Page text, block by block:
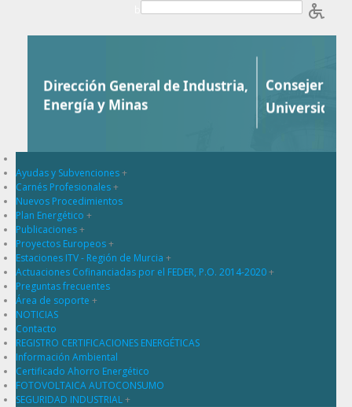
Ayudas y Subvenciones+
Carnés Profesionales+
Nuevos Procedimientos
Plan Energético +
Publicaciones+
Proyectos Europeos+
Estaciones ITV - Región de Murcia +
Actuaciones Cofinanciadas por el FEDER, P.O. 2014-2020+
Preguntas frecuentes
Área de soporte +
NOTICIAS
Contacto
REGISTRO CERTIFICACIONES ENERGÉTICAS
Información Ambiental
Certificado Ahorro Energético
FOTOVOLTAICA AUTOCONSUMO
SEGURIDAD INDUSTRIAL+